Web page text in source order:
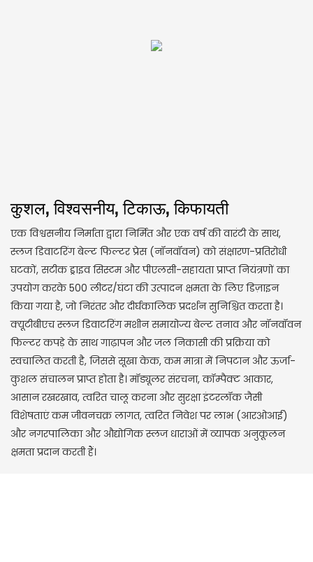
कुशल, विश्वसनीय, टिकाऊ, किफायती
एक विश्वसनीय निर्माता द्वारा निर्मित और एक वर्ष की वारंटी के साथ,
स्लज डिवाटरिंग बेल्ट फिल्टर प्रेस (नॉनवॉवन) को संक्षारण-प्रतिरोधी
घटकों, सटीक ड्राइव सिस्टम और पीएलसी-सहायता प्राप्त नियंत्रणों का
उपयोग करके 500 लीटर/घंटा की उत्पादन क्षमता के लिए डिज़ाइन
किया गया है, जो निरंतर और दीर्घकालिक प्रदर्शन सुनिश्चित करता है।
क्यूटीबीएच स्लज डिवाटरिंग मशीन समायोज्य बेल्ट तनाव और नॉनवॉवन
फिल्टर कपड़े के साथ गाढ़ापन और जल निकासी की प्रक्रिया को
स्वचालित करती है, जिससे सूखा केक, कम मात्रा में निपटान और ऊर्जा-
कुशल संचालन प्राप्त होता है। मॉड्यूलर संरचना, कॉम्पैक्ट आकार,
आसान रखरखाव, त्वरित चालू करना और सुरक्षा इंटरलॉक जैसी
विशेषताएं कम जीवनचक्र लागत, त्वरित निवेश पर लाभ (आरओआई)
और नगरपालिका और औद्योगिक स्लज धाराओं में व्यापक अनुकूलन
क्षमता प्रदान करती हैं।